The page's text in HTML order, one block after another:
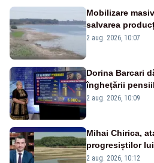
Mobilizare
salvarea
va detona o
2 aug. 2026, 10:07
Dorina Barcari
înghețării
pierdute de
2 aug. 2026, 10:09
Mihai Chirica,
progresiștilor
protejăm și
2 aug. 2026, 10:12